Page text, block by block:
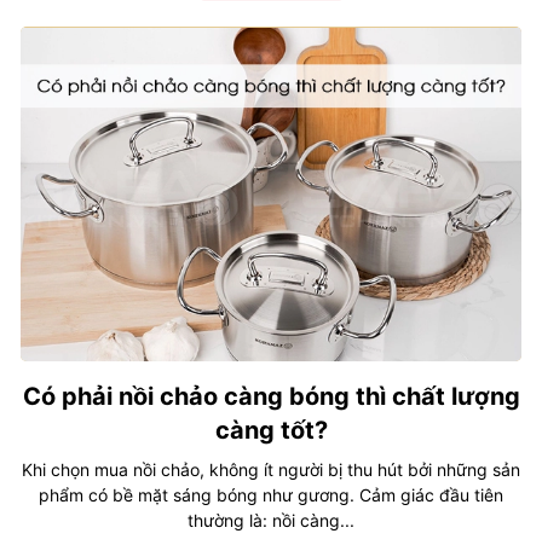
Có phải nồi chảo càng bóng thì chất lượng
càng tốt?
Khi chọn mua nồi chảo, không ít người bị thu hút bởi những sản
phẩm có bề mặt sáng bóng như gương. Cảm giác đầu tiên
thường là: nồi càng...